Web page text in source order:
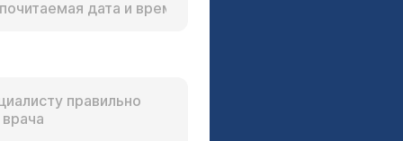
на 12 неделе беременности, результаты
перешеек 4.0, V = 9,4 см3, подвижность
нет. После узи отправили на
УЗИ не всегда есть изменения, более важны
сайте оставьте заявку на телемедицинскую